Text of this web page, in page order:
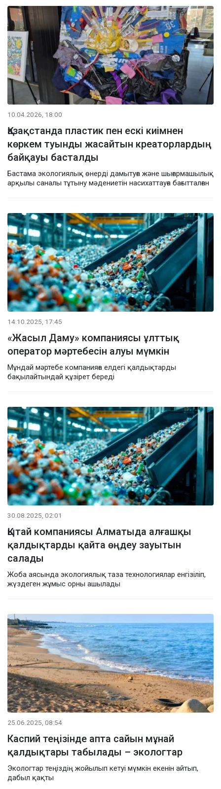
10.04.2026, 18:00
Қазақстанда пластик пен ескі киімнен
көркем туынды жасайтын креаторлардың
байқауы басталды
Бастама экологиялық өнерді дамытуға және шығармашылық
арқылы саналы тұтыну мәдениетін насихаттауға бағытталған
14.10.2025, 17:45
«Жасыл Даму» компаниясы ұлттық
оператор мәртебесін алуы мүмкін
Мұндай мәртебе компанияға елдегі қалдықтарды
бақылайтындай құзірет береді
30.08.2025, 02:01
Қытай компаниясы Алматыда алғашқы
қалдықтарды қайта өңдеу зауытын
салады
Жоба аясында экологиялық таза технологиялар енгізіліп,
жүздеген жұмыс орны ашылады
25.06.2025, 08:54
Каспий теңізінде апта сайын мұнай
қалдықтары табылады – экологтар
Экологтар теңіздің жойылып кетуі мүмкін екенін айтып,
дабыл қақты